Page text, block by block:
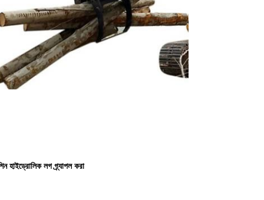
হাইড্রোলিক লগ গ্র্যাপল করা